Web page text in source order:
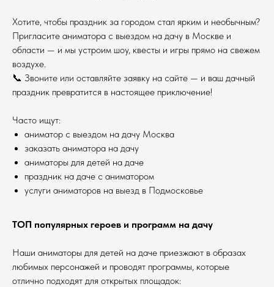
Хотите, чтобы праздник за городом стал ярким и необычным?
Пригласите аниматора с выездом на дачу в Москве и
области — и мы устроим шоу, квесты и игры прямо на свежем
воздухе.
📞 Звоните или оставляйте заявку на сайте — и ваш дачный
праздник превратится в настоящее приключение!
Часто ищут:
аниматор с выездом на дачу Москва
заказать аниматора на дачу
аниматоры для детей на даче
праздник на даче с аниматором
услуги аниматоров на выезд в Подмосковье
ТОП популярных героев и программ на дачу
Наши аниматоры для детей на даче приезжают в образах
любимых персонажей и проводят программы, которые
отлично подходят для открытых площадок: